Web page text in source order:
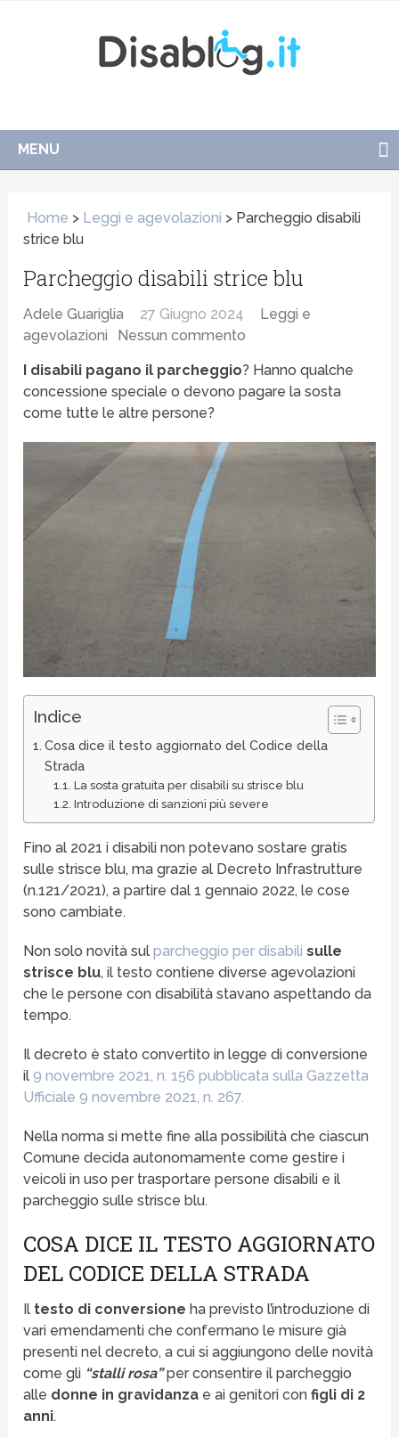
MENU
Home > Leggi e agevolazioni > Parcheggio disabili
strice blu
Parcheggio disabili strice blu
Adele Guariglia 27 Giugno 2024
Leggi e
agevolazioni
Nessun commento
I disabili pagano il parcheggio? Hanno qualche
concessione speciale o devono pagare la sosta
come tutte le altre persone?
Indice
Cosa dice il testo aggiornato del Codice della
Strada
La sosta gratuita per disabili su strisce blu
Introduzione di sanzioni più severe
Fino al 2021 i disabili non potevano sostare gratis
sulle strisce blu, ma grazie al Decreto Infrastrutture
(n.121/2021), a partire dal 1 gennaio 2022, le cose
sono cambiate.
Non solo novità sulparcheggio per disabili sulle
strisce blu, il testo contiene diverse agevolazioni
che le persone con disabilità stavano aspettando da
tempo.
Il decreto è stato convertito in legge di conversione
il9 novembre 2021, n. 156 pubblicata sulla Gazzetta
Ufficiale 9 novembre 2021, n. 267.
Nella norma si mette fine alla possibilità che ciascun
Comune decida autonomamente come gestire i
veicoli in uso per trasportare persone disabili e il
parcheggio sulle strisce blu.
COSA DICE IL TESTO AGGIORNATO
DEL CODICE DELLA STRADA
Il testo di conversione ha previsto l’introduzione di
vari emendamenti che confermano le misure già
presenti nel decreto, a cui si aggiungono delle novità
come gli “stalli rosa”per consentire il parcheggio
alle donne in gravidanza e ai genitori configli di 2
anni.